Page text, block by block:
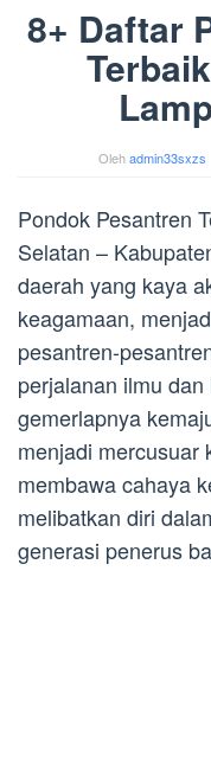
8+ Daftar
Olehadmin33sxzs
Pondok Pesantren
Selatan –
daerah yang kaya
keagamaan,
pesantren-
perjalanan ilmu
gemerlapnya
menjadi mercusuar
membawa cahaya
melibatkan diri
generasi penerus